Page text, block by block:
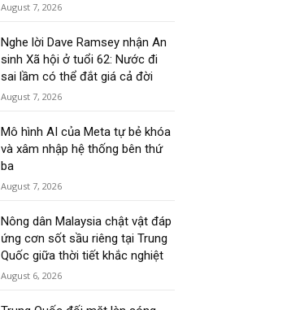
August 7, 2026
Nghe lời Dave Ramsey nhận An
sinh Xã hội ở tuổi 62: Nước đi
sai lầm có thể đắt giá cả đời
August 7, 2026
Mô hình AI của Meta tự bẻ khóa
và xâm nhập hệ thống bên thứ
ba
August 7, 2026
Nông dân Malaysia chật vật đáp
ứng cơn sốt sầu riêng tại Trung
Quốc giữa thời tiết khắc nghiệt
August 6, 2026